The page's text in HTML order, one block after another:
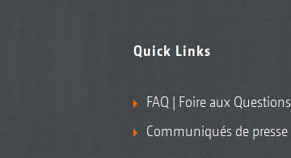
Quick Links
FAQ | Foire aux Questions
Communiqués de presse